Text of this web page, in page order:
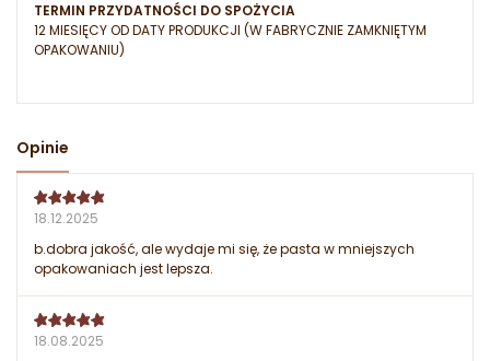
TERMIN PRZYDATNOŚCI DO SPOŻYCIA
12 MIESIĘCY OD DATY PRODUKCJI (W FABRYCZNIE ZAMKNIĘTYM
OPAKOWANIU)
Opinie
18.12.2025
b.dobra jakość, ale wydaje mi się, że pasta w mniejszych
opakowaniach jest lepsza.
18.08.2025